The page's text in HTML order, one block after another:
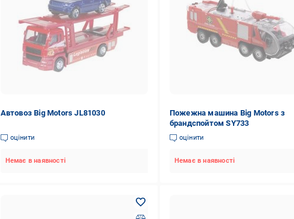
Автовоз Big Motors JL81030
оцінити
Немає в наявності
Пожежна машина Big Motors з
брандспойтом SY733
оцінити
Немає в наявності